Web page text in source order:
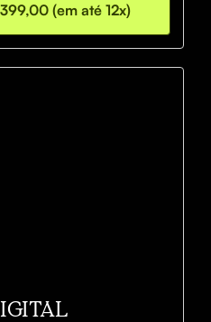
(em até 12x)